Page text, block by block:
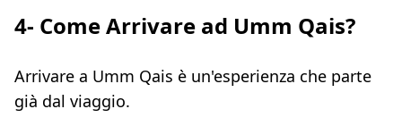
4- Come Arrivare ad Umm Qais?
Arrivare a Umm Qais è un'esperienza che parte
già dal viaggio.